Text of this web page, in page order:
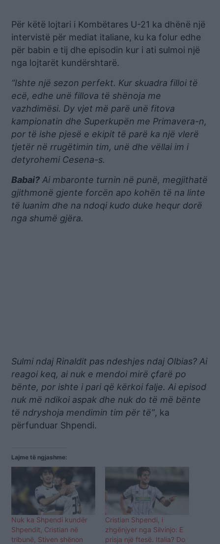
Për këtë lojtari i Kombëtares U-21 ka dhënë një
intervistë për mediat italiane, ku ka folur edhe
për babin e tij dhe episodin kur i ati sulmoi një
nga lojtarët kundërshtarë.
“Ishte një sezon perfekt. Kur skuadra filloi të
ecë, edhe unë fillova të shënoja me
vazhdimësi. Dy vjet më parë unë fitova
kampionatin dhe Superkupën me Primavera-n,
por të ishe pjesë e ekipit të parë ka një vlerë
tjetër në rrugëtimin tim, unë dhe vëllai im i
detyrohemi Cesena-s.
Babai? Ai mbaronte turnin në punë, megjithatë
gjithmonë gjente forcën apo kohën të na linte
të luanim dhe na ndoqi kudo duke hequr dorë
nga shumë gjëra.
Sulmi ndaj Rinaldit pas ndeshjes ndaj Olbias? Ai
reagoi keq, ai nuk e mendoi mirë çfarë po
bënte, por ishte i pari që kërkoi falje. Ai episod
nuk më ndikoi aspak dhe nuk do të më bënte
të ndryshoja mendimin tim për të”, ka
përfunduar Shpendi.
Lajme të ngjashme:
Nuk ka Shpendi kundër
Shpendit, Cristian në
tribunë, Stiven shënon
Cristian Shpendi, i
zhgënjyer nga Silvinjo: E
prisja një ftesë. Italia? Do